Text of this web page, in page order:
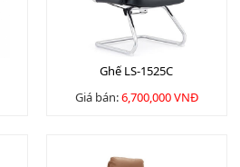
Ghế LS-1525C
Giá bán:6,700,000 VNĐ